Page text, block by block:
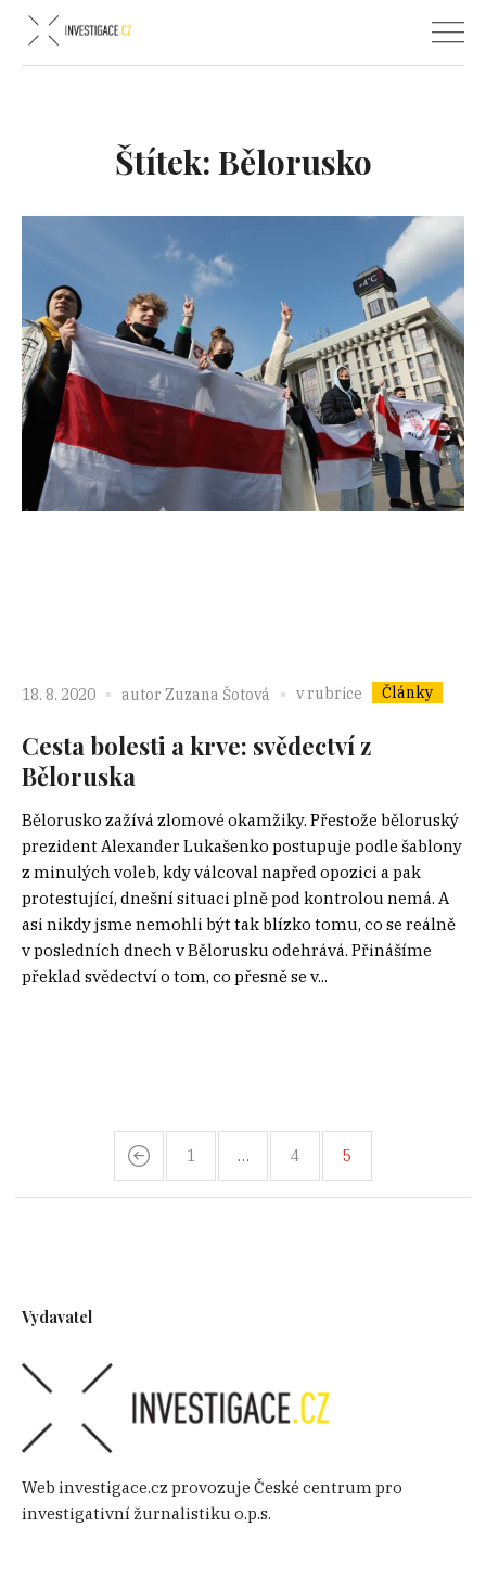
Štítek: Bělorusko
18. 8. 2020 autor Zuzana Šotová v rubrice Články
Cesta bolesti a krve: svědectví z
Běloruska
Bělorusko zažívá zlomové okamžiky. Přestože běloruský
prezident Alexander Lukašenko postupuje podle šablony
z minulých voleb, kdy válcoval napřed opozici a pak
protestující, dnešní situaci plně pod kontrolou nemá. A
asi nikdy jsme nemohli být tak blízko tomu, co se reálně
v posledních dnech v Bělorusku odehrává. Přinášíme
překlad svědectví o tom, co přesně se v...
1 … 4 5
Vydavatel
Web investigace.cz provozuje České centrum pro
investigativní žurnalistiku o.p.s.